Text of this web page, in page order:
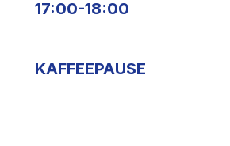
17:00-18:00
KAFFEEPAUSE